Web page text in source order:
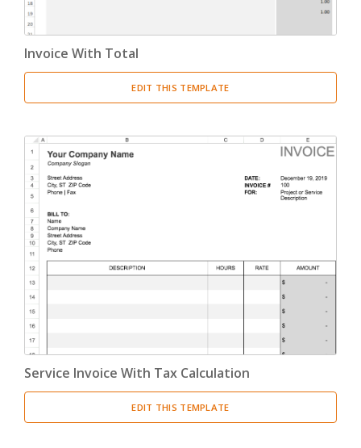
Invoice With Total
EDIT THIS TEMPLATE
Service Invoice With Tax Calculation
EDIT THIS TEMPLATE